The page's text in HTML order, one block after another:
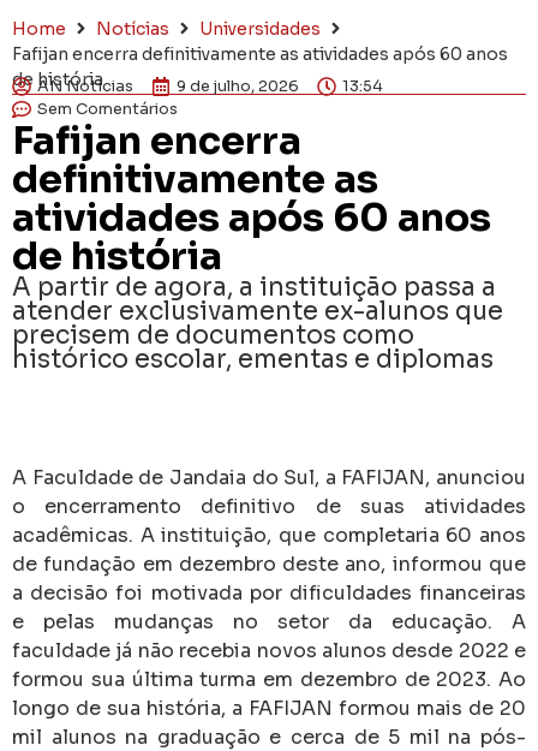
Home Notícias
Universidades
Fafijan encerra definitivamente as atividades após 60 anos
de história
AN Notícias 9 de julho, 2026
13:54
Sem Comentários
Fafijan encerra
definitivamente as
atividades após 60 anos
de história
A partir de agora, a instituição passa a
atender exclusivamente ex-alunos que
precisem de documentos como
histórico escolar, ementas e diplomas
A Faculdade de Jandaia do Sul, a FAFIJAN, anunciou
o encerramento definitivo de suas atividades
acadêmicas. A instituição, que completaria 60 anos
de fundação em dezembro deste ano, informou que
a decisão foi motivada por dificuldades financeiras
e pelas mudanças no setor da educação. A
faculdade já não recebia novos alunos desde 2022 e
formou sua última turma em dezembro de 2023. Ao
longo de sua história, a FAFIJAN formou mais de 20
mil alunos na graduação e cerca de 5 mil na pós-